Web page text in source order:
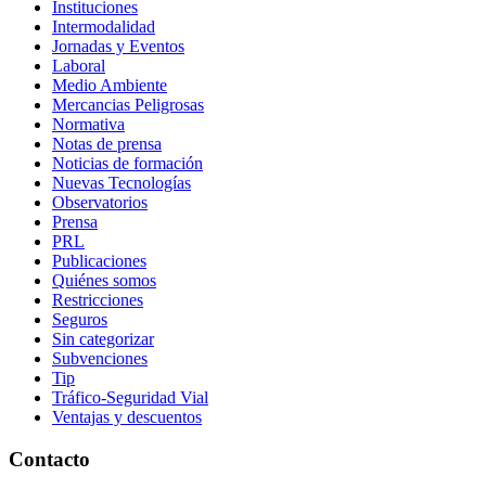
Instituciones
Intermodalidad
Jornadas y Eventos
Laboral
Medio Ambiente
Mercancias Peligrosas
Normativa
Notas de prensa
Noticias de formación
Nuevas Tecnologías
Observatorios
Prensa
PRL
Publicaciones
Quiénes somos
Restricciones
Seguros
Sin categorizar
Subvenciones
Tip
Tráfico-Seguridad Vial
Ventajas y descuentos
Contacto